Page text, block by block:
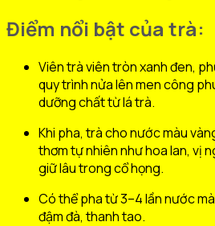
Điểm nổi bật của trà:
Viên trà viên tròn xanh đen,
quy trình nửa lên men công
dưỡng chất từ lá trà.
Khi pha, trà cho nước màu
thơm tự nhiên như hoa lan, vị
giữ lâu trong cổ họng.
Có thể pha từ 3–4 lần nước
đậm đà, thanh tao.